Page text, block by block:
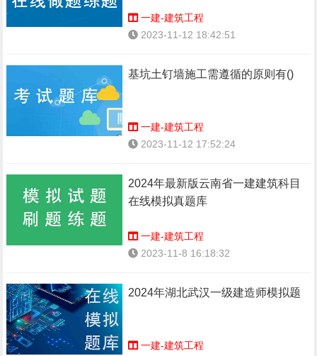
一建-建筑工程
2023-11-12 18:42:51
基坑土钉墙施工需遵循的原则有()
一建-建筑工程
2023-11-12 17:52:24
2024年最新版云南省一建建筑科目
在线模拟真题库
一建-建筑工程
2023-11-8 16:18:32
2024年湖北武汉一级建造师模拟题
一建-建筑工程